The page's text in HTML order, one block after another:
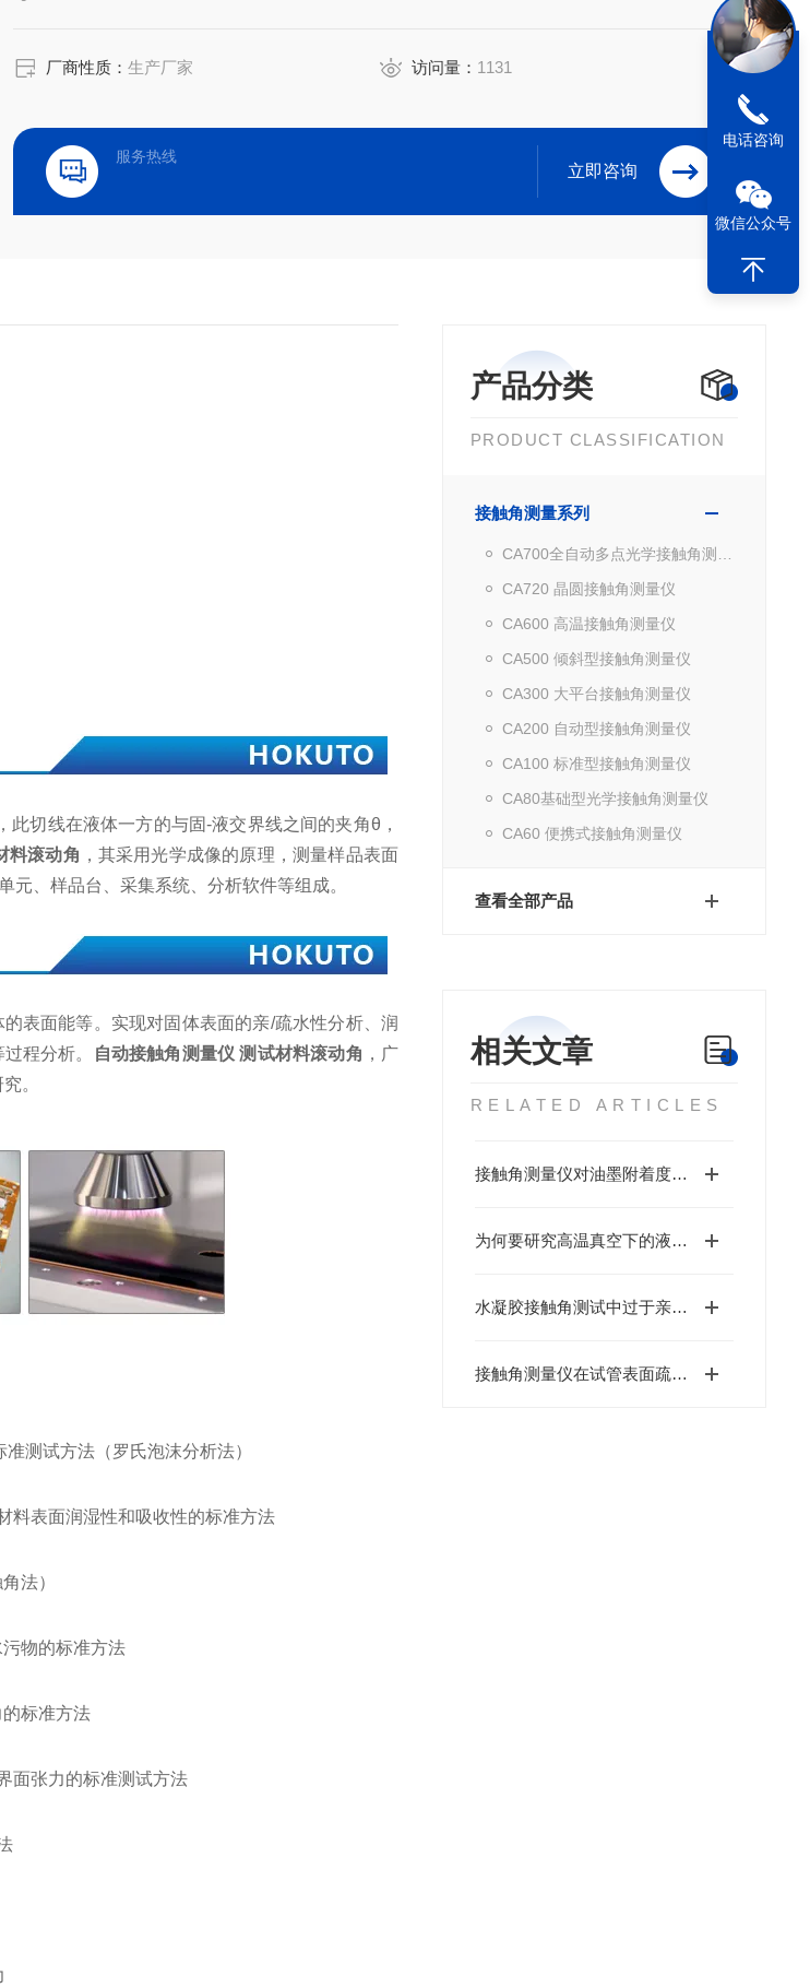
厂商性质：生产厂家 访问量： 1131
服务热线
立即咨询
产品分类
PRODUCT CLASSIFICATION
接触角测量系列
CA720 晶圆接触角测量仪
CA600 高温接触角测量仪
CA500 倾斜型接触角测量仪
CA300 大平台接触角测量仪
CA200 自动型接触角测量仪
CA100 标准型接触角测量仪
CA80基础型光学接触角测量仪
CA60 便携式接触角测量仪
查看全部产品
相关文章
RELATED ARTICLES
接触角测量仪对油墨附着度测量的标准化操作
为何要研究高温真空下的液态金属润湿性？
水凝胶接触角测试中过于亲水如何解决
接触角测量仪在试管表面疏水处理中的应用
切线在液体一方的与固-液交界线之间的夹角θ，
料滚动角 ，其采用光学成像的原理，测量样品表面
、样品台、采集系统、分析软件等组成。
表面能等。实现对固体表面的亲/疏水性分析、润
程分析。
自动接触角测量仪 测试材料滚动角 ，广
。
测试方法（罗氏泡沫分析法）
料表面润湿性和吸收性的标准方法
法）
物的标准方法
标准方法
面张力的标准测试方法
电话咨询
微信公众号